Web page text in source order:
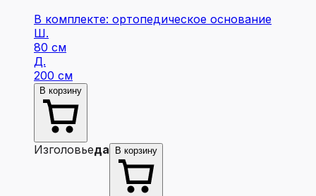
В комплекте: ортопедическое основание
Ш.
80 см
Д.
200 см
В корзину
Изголовьеда В корзину